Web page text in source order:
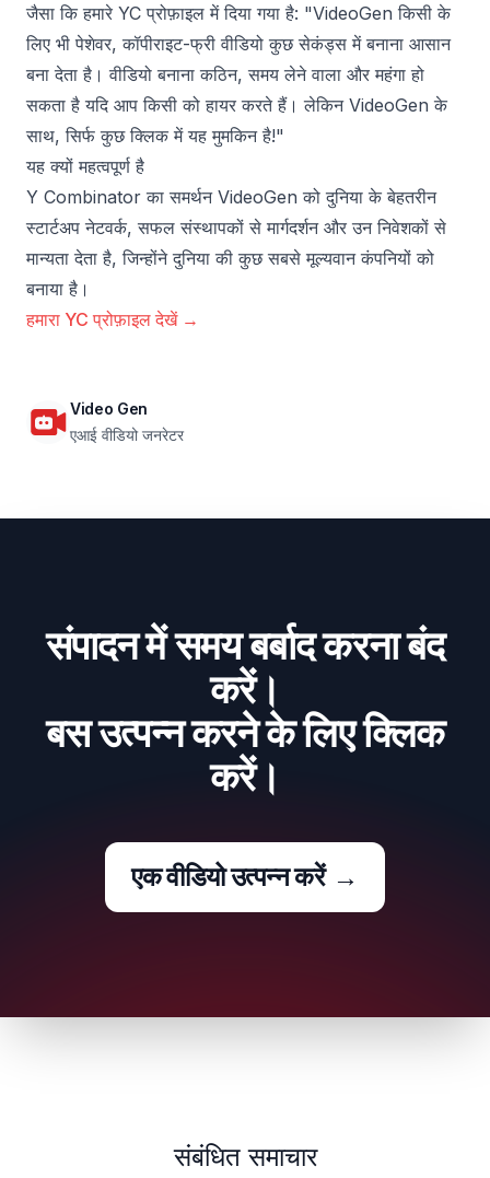
जैसा कि हमारे YC प्रोफ़ाइल में दिया गया है: "VideoGen किसी के
लिए भी पेशेवर, कॉपीराइट-फ्री वीडियो कुछ सेकंड्स में बनाना आसान
बना देता है। वीडियो बनाना कठिन, समय लेने वाला और महंगा हो
सकता है यदि आप किसी को हायर करते हैं। लेकिन VideoGen के
साथ, सिर्फ कुछ क्लिक में यह मुमकिन है!"
यह क्यों महत्वपूर्ण है
Y Combinator का समर्थन VideoGen को दुनिया के बेहतरीन
स्टार्टअप नेटवर्क, सफल संस्थापकों से मार्गदर्शन और उन निवेशकों से
मान्यता देता है, जिन्होंने दुनिया की कुछ सबसे मूल्यवान कंपनियों को
बनाया है।
हमारा YC प्रोफ़ाइल देखें →
Video Gen
एआई वीडियो जनरेटर
संपादन में समय बर्बाद करना बंद
करें।
बस उत्पन्न करने के लिए क्लिक
करें।
एक वीडियो उत्पन्न करें →
संबंधित समाचार